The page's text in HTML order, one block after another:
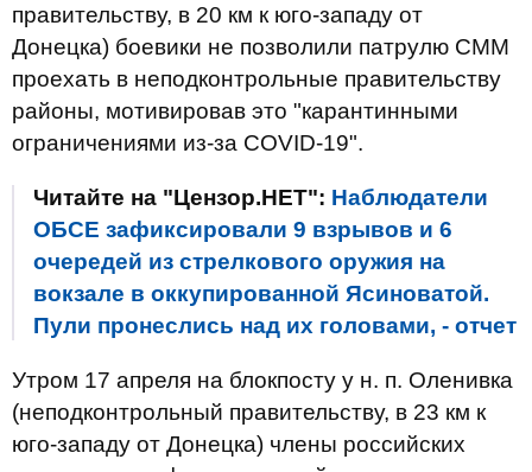
правительству, в 20 км к юго-западу от
Донецка) боевики не позволили патрулю СММ
проехать в неподконтрольные правительству
районы, мотивировав это "карантинными
ограничениями из-за COVID-19".
Читайте на "Цензор.НЕТ": Наблюдатели
ОБСЕ зафиксировали 9 взрывов и 6
очередей из стрелкового оружия на
вокзале в оккупированной Ясиноватой.
Пули пронеслись над их головами, - отчет
Утром 17 апреля на блокпосту у н. п. Оленивка
(неподконтрольный правительству, в 23 км к
юго-западу от Донецка) члены российских